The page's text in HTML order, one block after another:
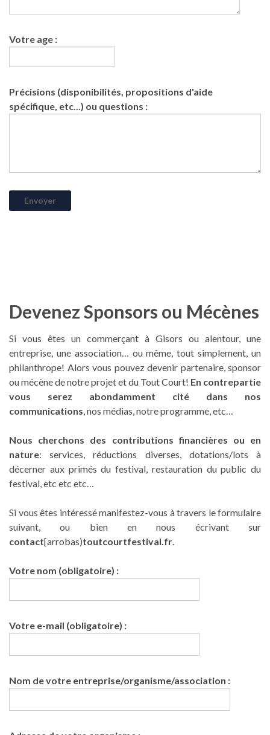
Votre age :
Précisions (disponibilités, propositions d'aide
spécifique, etc...) ou questions :
Devenez Sponsors ou Mécènes
Si vous êtes un commerçant à Gisors ou alentour, une
entreprise, une association… ou même, tout simplement, un
philanthrope! Alors vous pouvez devenir partenaire, sponsor
ou mécène de notre projet et du Tout Court! En contrepartie
vous serez abondamment cité dans nos
communications, nos médias, notre programme, etc…
Nous cherchons des contributions financières ou en
nature: services, réductions diverses, dotations/lots à
décerner aux primés du festival, restauration du public du
festival, etc etc etc…
Si vous êtes intéressé manifestez-vous à travers le formulaire
suivant, ou bien en nous écrivant sur
contact[arrobas)toutcourtfestival.fr.
Votre nom (obligatoire) :
Votre e-mail (obligatoire) :
Nom de votre entreprise/organisme/association :